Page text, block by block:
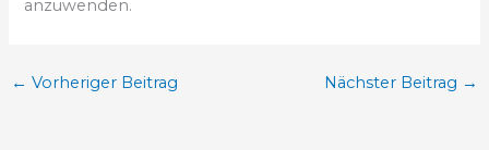
anzuwenden.
← Vorheriger Beitrag Nächster Beitrag →